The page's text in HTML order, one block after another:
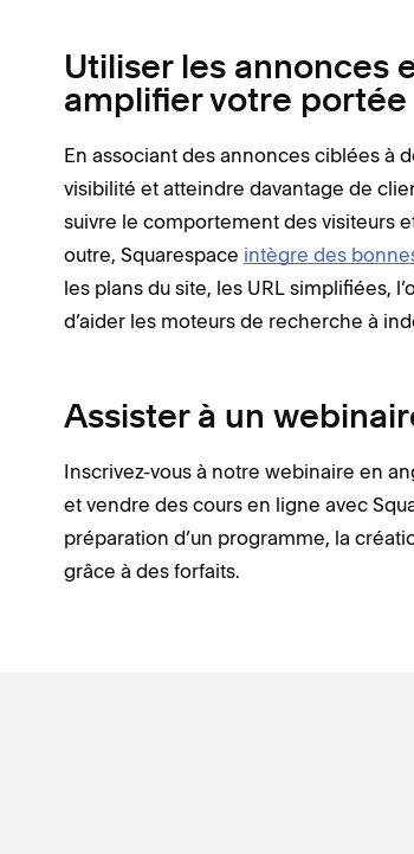
Utiliser les annonces
amplifier votre portée
En associant des annonces ciblées à
visibilité et atteindre davantage de
suivre le comportement des visiteurs
outre, Squarespace intègre des
les plans du site, les URL simplifiées,
d’aider les moteurs de recherche à
Assister à un
Inscrivez-vous à notre webinaire en
et vendre des cours en ligne avec
préparation d’un programme, la
grâce à des forfaits.